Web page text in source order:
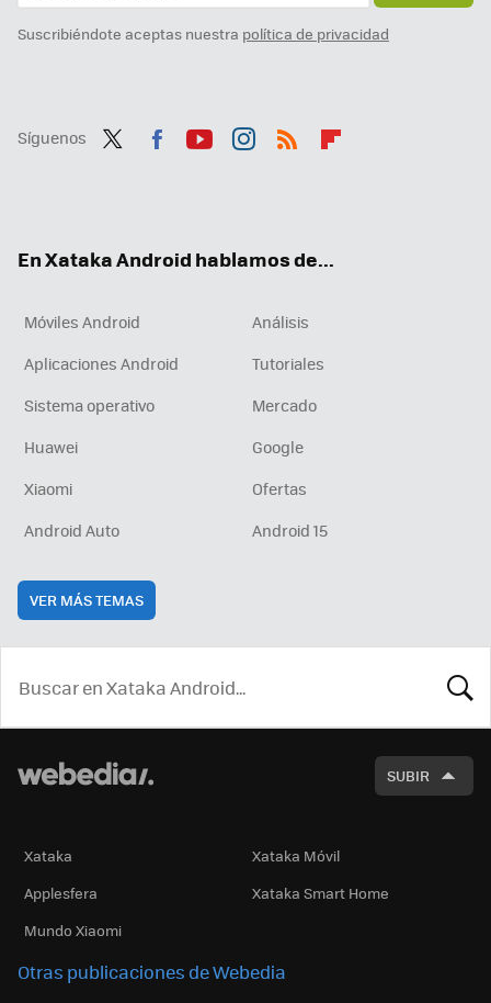
Suscribiéndote aceptas nuestra política de privacidad
Síguenos
En Xataka Android hablamos de...
Móviles Android
Análisis
Aplicaciones Android
Tutoriales
Sistema operativo
Mercado
Huawei
Google
Xiaomi
Ofertas
Android Auto
Android 15
VER MÁS TEMAS
SUBIR
Xataka
Xataka Móvil
Applesfera
Xataka Smart Home
Mundo Xiaomi
Otras publicaciones de Webedia